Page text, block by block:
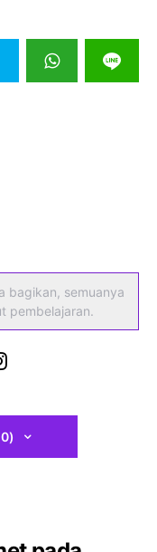
bagikan, semuanya
pembelajaran.